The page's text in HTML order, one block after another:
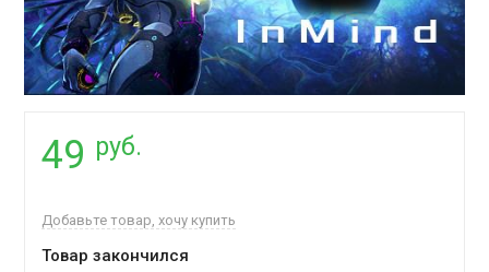
49 руб.
Добавьте товар, хочу купить
Товар закончился